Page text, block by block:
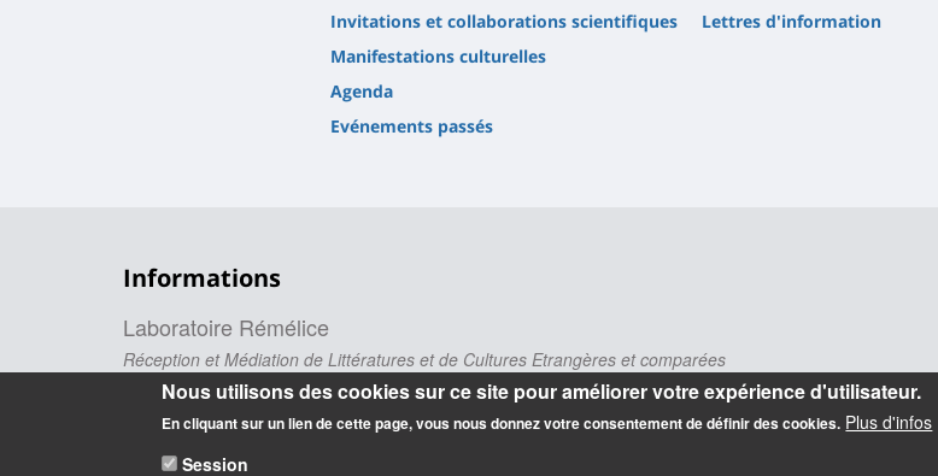
Invitations et collaborations scientifiques
Manifestations culturelles
Agenda
Evénements passés
Lettres d'information
Informations
Laboratoire Rémélice
Réception et Médiation de Littératures et de Cultures Etrangères et comparées
UFR Collegium Lettres, Langues et Sciences Humaines
10 rue de Tours
BP 46527 - 45065 Orléans cedex 2
Nous utilisons des cookies sur ce site pour améliorer votre expérience d'utilisateur.
En cliquant sur un lien de cette page, vous nous donnez votre consentement de définir des cookies. Plus d'infos
Session